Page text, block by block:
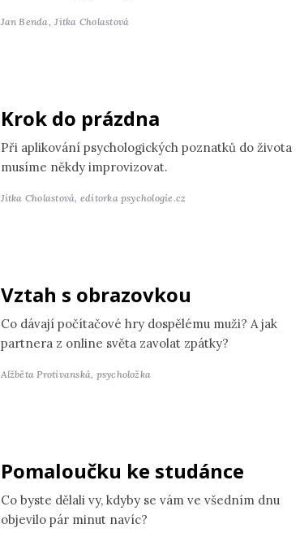
Jan Benda, Jitka Cholastová
Krok do prázdna
Při aplikování psychologických poznatků do života
musíme někdy improvizovat.
Jitka Cholastová, editorka psychologie.cz
Vztah s obrazovkou
Co dávají počítačové hry dospělému muži? A jak
partnera z online světa zavolat zpátky?
Alžběta Protivanská, psycholožka
Pomaloučku ke studánce
Co byste dělali vy, kdyby se vám ve všedním dnu
objevilo pár minut navíc?